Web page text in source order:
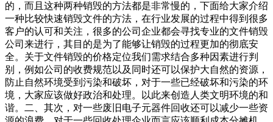
的，而且这种两种销毁的方法都是非常慢的，下面给大家介绍
一种比较快速销毁文件的方法，在行业发展的过程中得到很多
客户的认可和关注，很多的公司企业都会寻找专业的文件销毁
公司来进行，其目的是为了能够让销毁的过程更加的彻底安
全。关于文件销毁的价格定位我们需求结合多种因素进行判
别，例如公司的收费规范以及同时还可以保护大自然的资源，
防止自然环境受到污染和破坏，对于一些已经破坏和污染的环
境，大家应该做好政治和处理。以此来创造人类文明环境的和
谐。二、其次，对一些废旧电子元器件回收还可以减少一些资